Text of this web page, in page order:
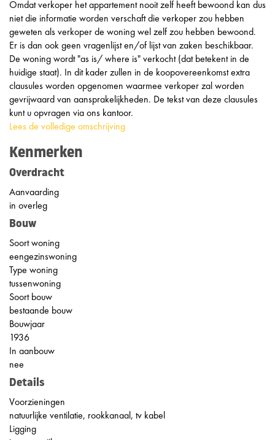
Omdat verkoper het appartement nooit zelf heeft bewoond kan dus
niet die informatie worden verschaft die verkoper zou hebben
geweten als verkoper de woning wel zelf zou hebben bewoond.
Er is dan ook geen vragenlijst en/of lijst van zaken beschikbaar.
De woning wordt "as is/ where is" verkocht (dat betekent in de
huidige staat). In dit kader zullen in de koopovereenkomst extra
clausules worden opgenomen waarmee verkoper zal worden
gevrijwaard van aansprakelijkheden. De tekst van deze clausules
kunt u opvragen via ons kantoor.
Lees de volledige omschrijving
Kenmerken
Overdracht
Aanvaarding
in overleg
Bouw
Soort woning
eengezinswoning
Type woning
tussenwoning
Soort bouw
bestaande bouw
Bouwjaar
1936
In aanbouw
nee
Details
Voorzieningen
natuurlijke ventilatie, rookkanaal, tv kabel
Ligging